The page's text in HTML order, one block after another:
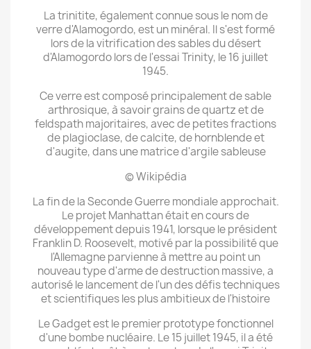
La trinitite, également connue sous le nom de
verre d'Alamogordo, est un minéral. Il s'est formé
lors de la vitrification des sables du désert
d'Alamogordo lors de l'essai Trinity, le 16 juillet
1945.
Ce verre est composé principalement de sable
arthrosique, à savoir grains de quartz et de
feldspath majoritaires, avec de petites fractions
de plagioclase, de calcite, de hornblende et
d'augite, dans une matrice d'argile sableuse
© Wikipédia
La fin de la Seconde Guerre mondiale approchait.
Le projet Manhattan était en cours de
développement depuis 1941, lorsque le président
Franklin D. Roosevelt, motivé par la possibilité que
l'Allemagne parvienne à mettre au point un
nouveau type d'arme de destruction massive, a
autorisé le lancement de l'un des défis techniques
et scientifiques les plus ambitieux de l'histoire
Le Gadget est le premier prototype fonctionnel
d'une bombe nucléaire. Le 15 juillet 1945, il a été